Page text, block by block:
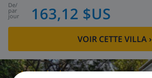
de/
par
jour 163,12 $US
VOIR CETTE VILLA›